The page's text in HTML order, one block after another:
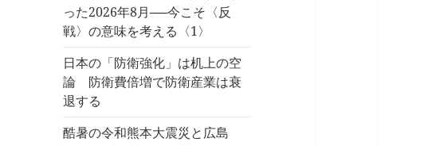
った2026年8月──今こそ〈反
戦〉の意味を考える〈1〉
日本の「防衛強化」は机上の空
論 防衛費倍増で防衛産業は衰
退する
酷暑の令和熊本大震災と広島